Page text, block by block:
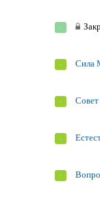
Сила